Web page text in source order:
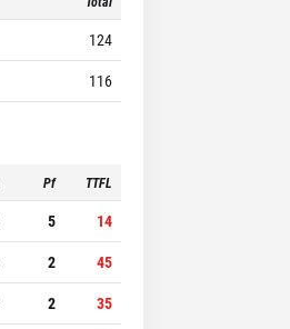
124
116
Pf TTFL
5
14
2
45
2
35